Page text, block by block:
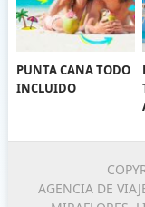
PUNTA CANA TODO
INCLUIDO
AGENCIA DE